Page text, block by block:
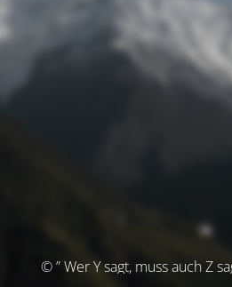
© ” Wer Y sagt, muss auch Z